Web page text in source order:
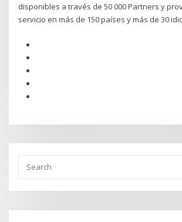
disponibles a través de 50 000 Partners y
servicio en más de 150 países y más de 30